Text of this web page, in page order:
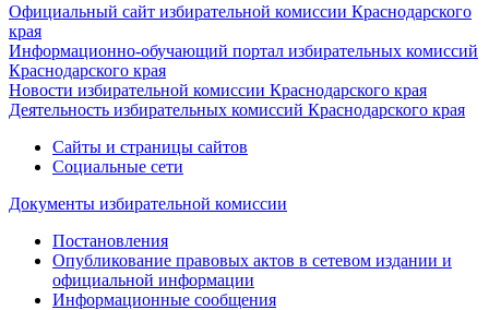
Официальный сайт избирательной комиссии Краснодарского
края
Информационно-обучающий портал избирательных комиссий
Краснодарского края
Новости избирательной комиссии Краснодарского края
Деятельность избирательных комиссий Краснодарского края
Сайты и страницы сайтов
Социальные сети
Документы избирательной комиссии
Постановления
Опубликование правовых актов в сетевом издании и
официальной информации
Информационные сообщения